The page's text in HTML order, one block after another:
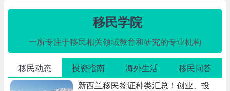
移民学院
一所专注于移民相关领域教育和研究的专业机构
移民动态 投资指南 海外生活
移民问答
新西兰移民签证种类汇总！创业、投